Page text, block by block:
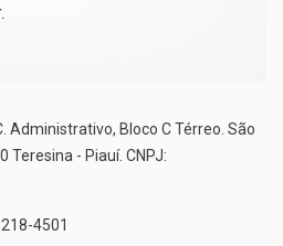
Administrativo, Bloco C Térreo. São
Teresina - Piauí. CNPJ:
4501